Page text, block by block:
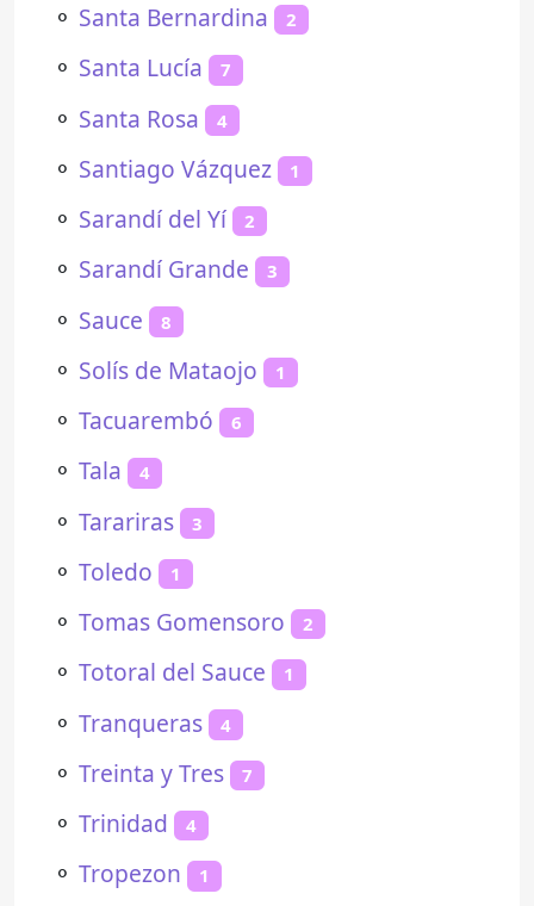
⚬ Santa Bernardina 2
⚬ Santa Lucía 7
⚬ Santa Rosa 4
⚬ Santiago Vázquez 1
⚬ Sarandí del Yí 2
⚬ Sarandí Grande 3
⚬ Sauce 8
⚬ Solís de Mataojo 1
⚬ Tacuarembó 6
⚬ Tala 4
⚬ Tarariras 3
⚬ Toledo 1
⚬ Tomas Gomensoro 2
⚬ Totoral del Sauce 1
⚬ Tranqueras 4
⚬ Treinta y Tres 7
⚬ Trinidad 4
⚬ Tropezon 1